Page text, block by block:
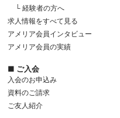
└ 経験者の方へ
求人情報をすべて見る
アメリア会員インタビュー
アメリア会員の実績
■ ご入会
入会のお申込み
資料のご請求
ご友人紹介